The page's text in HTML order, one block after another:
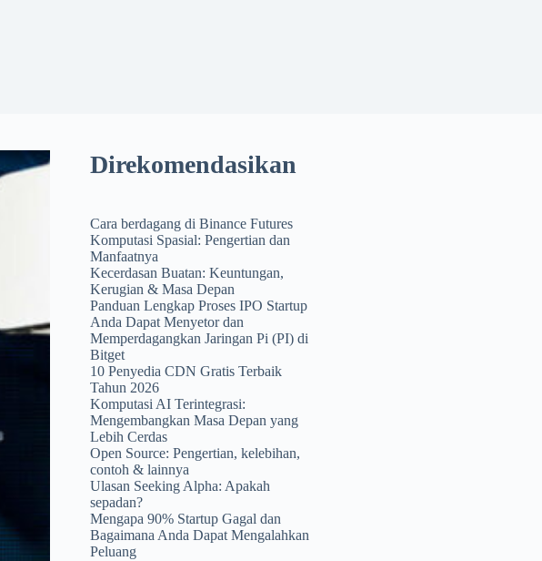
Direkomendasikan
Cara berdagang di Binance Futures
Komputasi Spasial: Pengertian dan
Manfaatnya
Kecerdasan Buatan: Keuntungan,
Kerugian & Masa Depan
Panduan Lengkap Proses IPO Startup
Anda Dapat Menyetor dan
Memperdagangkan Jaringan Pi (PI) di
Bitget
10 Penyedia CDN Gratis Terbaik
Tahun 2026
Komputasi AI Terintegrasi:
Mengembangkan Masa Depan yang
Lebih Cerdas
Open Source: Pengertian, kelebihan,
contoh & lainnya
Ulasan Seeking Alpha: Apakah
sepadan?
Mengapa 90% Startup Gagal dan
Bagaimana Anda Dapat Mengalahkan
Peluang